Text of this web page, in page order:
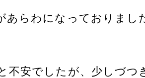
あらわになっておりまし
不安でしたが、少しづつ